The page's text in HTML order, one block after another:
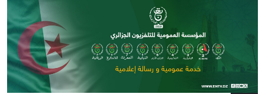
تجاوز إلى المحتوى الرئيسي